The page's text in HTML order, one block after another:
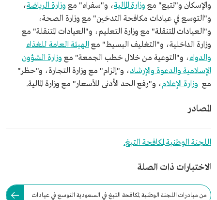
والإسكان و"تتبع" مع وزارة المالية، و"سفراء" مع وزارة الرياضة،
و"التوسع في عيادات مكافحة التدخين" مع وزارة الصحة،
و"العيادات المتنقلة" مع وزارة التعليم، و"العيادات المتنقلة" مع
وزارة الداخلية، و"التغليف البسيط" مع الهيئة العامة للغذاء
والدواء، و"التوعية من خلال خطب الجمعة" مع وزارة الشؤون
الإسلامية والدعوة والإرشاد، و"إلزام" مع وزارة التجارة، و"حظر"
مع وزارة الإعلام، و"رفع الحد الأدنى للأسعار" مع وزارة المالية.
المصادر
اللجنة الوطنية لمكافحة التبغ.
الاختبارات ذات الصلة
من مبادرات اللجنة الوطنية لمكافحة التبغ في السعودية التوسع في عيادات